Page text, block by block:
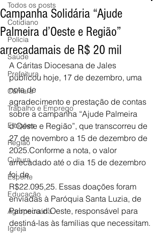
Todos os posts
Cotidiano
Polícia
Saúde
Prefeitura
Câmara
Trabalho e Emprego
Eleições
Região
Cultura
Esporte
Educação
Agropecuária
Igreja
Campanha Solidária “Ajude
Palmeira d’Oeste e Região”
arrecadamais de R$ 20 mil
A Cáritas Diocesana de Jales
publicou hoje, 17 de dezembro, uma
nota de
agradecimento e prestação de contas
sobre a campanha “Ajude Palmeira
d'Oeste e Região”, que transcorreu de
27 de novembro a 15 de dezembro de
2025.Conforme a nota, o valor
arrecadado até o dia 15 de dezembro
foi de
R$22.095,25. Essas doações foram
enviadas à Paróquia Santa Luzia, de
Palmeira d'Oeste, responsável para
destiná-las às famílias que necessitam.